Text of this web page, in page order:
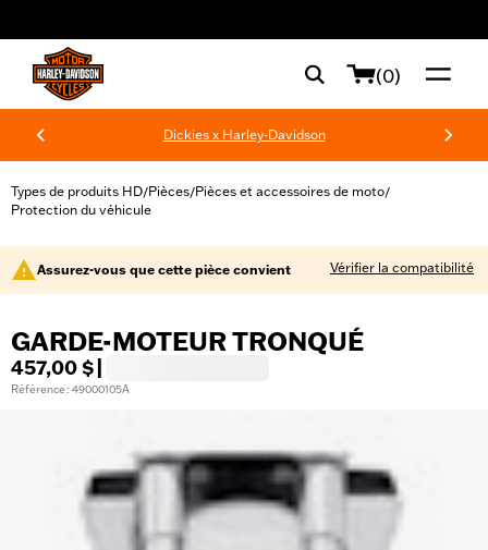
(0)
Dickies x Harley-Davidson
Types de produits HD/Pièces/Pièces et accessoires de moto/
Protection du véhicule
Assurez-vous que cette pièce convient Vérifier la compatibilité
GARDE-MOTEUR TRONQUÉ
457,00 $
Référence : 49000105A